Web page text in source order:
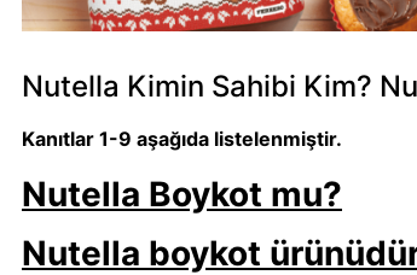
Nutella Kimin Sahibi Kim?
Kanıtlar 1-9 aşağıda listelenmiştir.
Nutella Boykot mu?
Nutella boykot